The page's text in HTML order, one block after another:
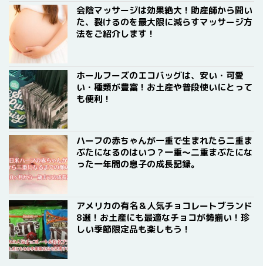
会陰マッサージは効果絶大！助産師から聞い
た、裂けるのを最大限に減らすマッサージ方
法をご紹介します！
ホールフーズのエコバッグは、安い・可愛
い・種類が豊富！お土産や普段使いにとって
も便利！
ハーフの赤ちゃんが一重で生まれたら二重ま
ぶたになるのはいつ？一重〜二重まぶたにな
った一年間の息子の成長記録。
アメリカの有名＆人気チョコレートブランド
8選！お土産にも最適なチョコが勢揃い！珍
しい季節限定品も楽しもう！